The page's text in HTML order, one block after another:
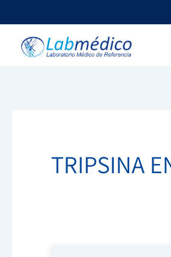
al
contenido
TRIPSINA